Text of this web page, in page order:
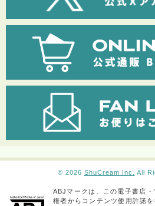
© 2026 ShuCream Inc. All
ABJマークは、この電子書店
権者からコンテンツ使用許諾